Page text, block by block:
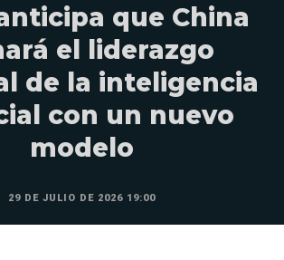
que China
el liderazgo
de la inteligencia
con un nuevo
modelo
29 DE JULIO DE 2026 19:00